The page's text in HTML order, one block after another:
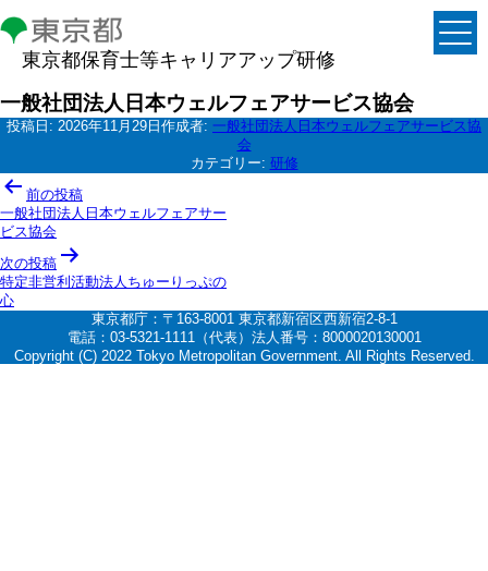
東京都保育士等キャリアアップ研修
一般社団法人日本ウェルフェアサービス協会
投稿日: 2026年11月29日 作成者: 一般社団法人日本ウェルフェアサービス協
会
カテゴリー: 研修
投
稿
ナ
ビ
ゲ
シ
前の投稿
一般社団法人日本ウェルフェアサー
ビス協会
次の投稿
特定非営利活動法人ちゅーりっぷの
心
東京都庁：〒163-8001 東京都新宿区西新宿2-8-1
電話：03-5321-1111（代表）法人番号：8000020130001
Copyright (C) 2022 Tokyo Metropolitan Government. All Rights Reserved.